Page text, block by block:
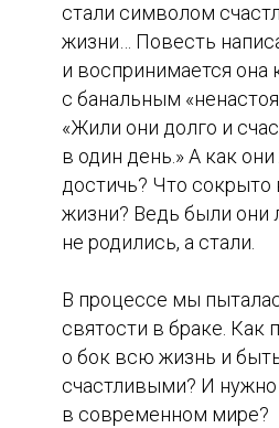
стали символом
жизни… Повесть
и воспринимается она
с банальным
«Жили они долго и
в один день.» А как
достичь? Что сокрыто
жизни? Ведь были
не родились, а стали.
В процессе мы
святости в браке. Как
о бок всю жизнь и
счастливыми? И нужно
в современном мире?